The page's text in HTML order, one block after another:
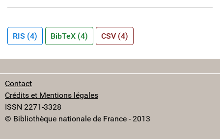
RIS (4) BibTeX (4) CSV (4)
Contact
Crédits et Mentions légales
ISSN 2271-3328
© Bibliothèque nationale de France - 2013